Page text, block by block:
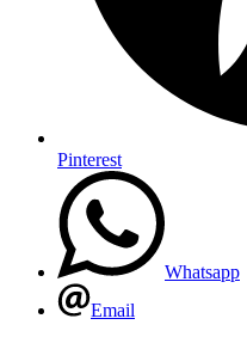
Pinterest
Whatsapp
Email